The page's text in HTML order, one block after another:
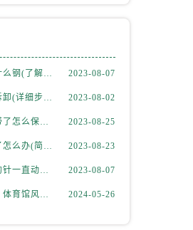
劳力士日志用的什么钢(了解劳力士表款材质选择) 2023-08-07
劳力士钢带怎么拆卸(详细步骤教学) 2023-08-02
劳力士机械表不带了怎么保存(正确的方法和注意事项) 2023-08-25
劳力士表带卡住了怎么办(简单有效的解决方法) 2023-08-23
劳力士三个小盘的针一直动吗(详解机械表小盘指针运行规律) 2023-08-07
劳力士表链磨损，体育馆风尚下的专业修复之道 2024-05-26